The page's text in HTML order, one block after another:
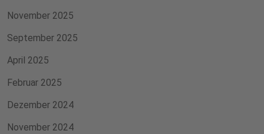
November 2025
September 2025
April 2025
Februar 2025
Dezember 2024
November 2024